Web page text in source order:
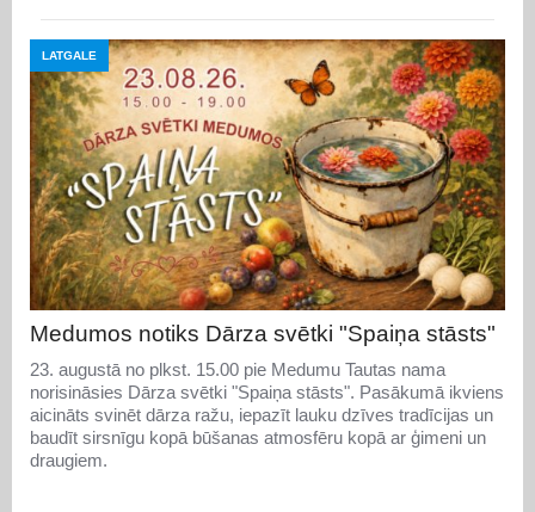
LATGALE
Medumos notiks Dārza svētki "Spaiņa stāsts"
23. augustā no plkst. 15.00 pie Medumu Tautas nama
norisināsies Dārza svētki "Spaiņa stāsts". Pasākumā ikviens
aicināts svinēt dārza ražu, iepazīt lauku dzīves tradīcijas un
baudīt sirsnīgu kopā būšanas atmosfēru kopā ar ģimeni un
draugiem.